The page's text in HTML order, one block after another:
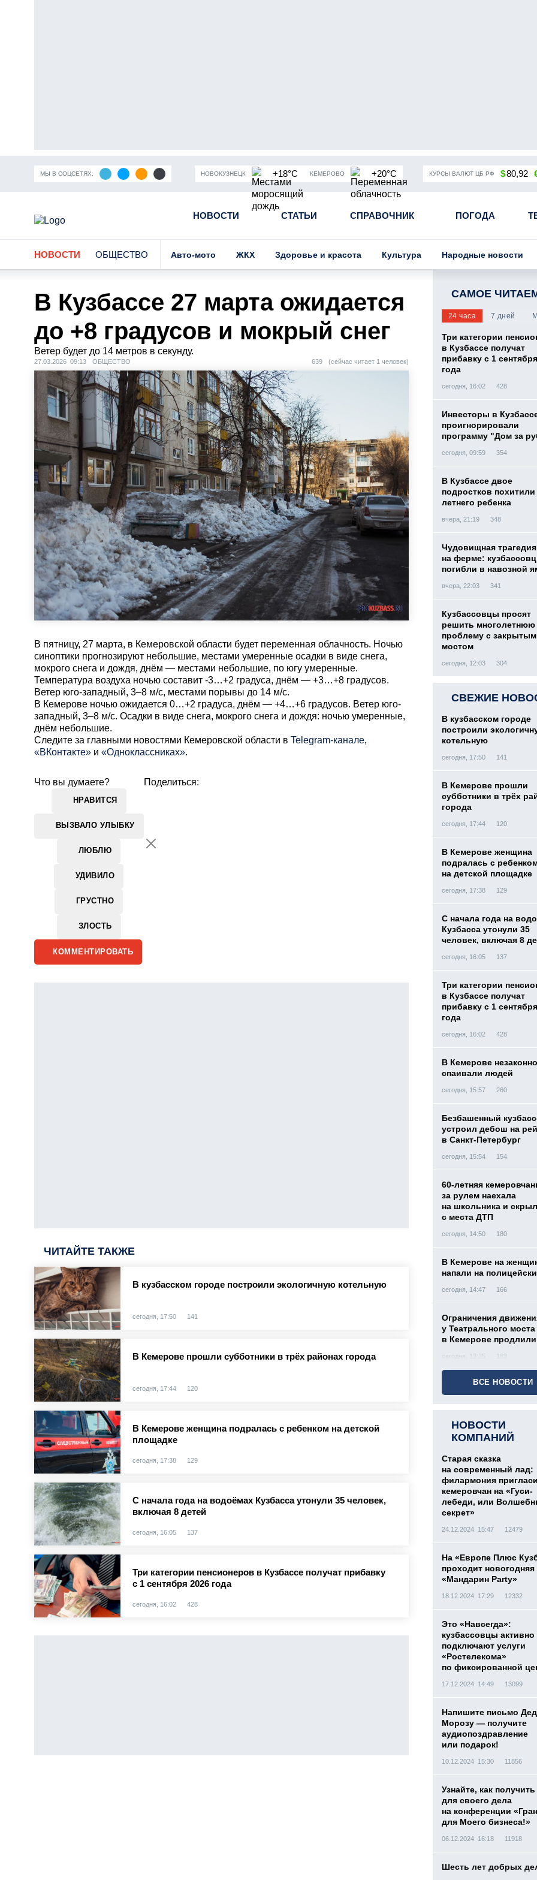
МЫ В СОЦСЕТЯХ: НОВОКУЗНЕЦК +18°C КЕМЕРОВО +20°C КУРСЫ ВАЛЮТ ЦБ РФ $80,92
НОВОСТИ СТАТЬИ СПРАВОЧНИК ПОГОДА
Кузбасса Пандемия коронавирусной инфекции Частичная мобилизация в России Угольная промышленность
НОВОСТИ ОБЩЕСТВО Авто-мото ЖКХ Здоровье и красота Культура Народные новости
В Кузбассе 27 марта ожидается
до +8 градусов и мокрый снег
Ветер будет до 14 метров в секунду.
27.03.2026 09:13 ОБЩЕСТВО 639 (сейчас читает 1 человек)
В пятницу, 27 марта, в Кемеровской области будет переменная облачность. Ночью
синоптики прогнозируют небольшие, местами умеренные осадки в виде снега,
мокрого снега и дождя, днём — местами небольшие, по югу умеренные.
Температура воздуха ночью составит -3…+2 градуса, днём — +3…+8 градусов.
Ветер юго-западный, 3–8 м/с, местами порывы до 14 м/с.
В Кемерове ночью ожидается 0…+2 градуса, днём — +4…+6 градусов. Ветер юго-
западный, 3–8 м/с. Осадки в виде снега, мокрого снега и дождя: ночью умеренные,
днём небольшие.
Cледите за главными новостями Кемеровской области в Telegram-канале,
«ВКонтакте» и «Одноклассниках».
Что вы думаете?
НРАВИТСЯ
ВЫЗВАЛО УЛЫБКУ
ЛЮБЛЮ
УДИВИЛО
ГРУСТНО
ЗЛОСТЬ
Поделиться:
КОММЕНТИРОВАТЬ
ЧИТАЙТЕ ТАКЖЕ
В кузбасском городе построили экологичную котельную
сегодня, 17:50 141
В Кемерове прошли субботники в трёх районах города
сегодня, 17:44 120
В Кемерове женщина подралась с ребенком на детской
площадке
сегодня, 17:38 129
С начала года на водоёмах Кузбасса утонули 35 человек,
включая 8 детей
сегодня, 16:05 137
Три категории пенсионеров в Кузбассе получат прибавку
с 1 сентября 2026 года
сегодня, 16:02 428
САМОЕ
24 часа 7 дней
Три категории
в Кузбассе получат
прибавку с 1
года
сегодня, 16:02 428
Инвесторы в
проигнорировали
программу "Дом за
сегодня, 09:59 354
В Кузбассе двое
подростков похитили
летнего ребенка
вчера, 21:19 348
Чудовищная трагедия
на ферме:
погибли в навозной
вчера, 22:03 341
Кузбассовцы просят
решить многолетнюю
проблему с закрытым
мостом
сегодня, 12:03 304
СВЕЖИЕ
В кузбасском городе
построили
котельную
сегодня, 17:50 141
В Кемерове прошли
субботники в трёх
города
сегодня, 17:44 120
В Кемерове женщина
подралась с
на детской площадке
сегодня, 17:38 129
С начала года на
Кузбасса утонули 35
человек, включая 8
сегодня, 16:05 137
Три категории
в Кузбассе получат
прибавку с 1
года
сегодня, 16:02 428
В Кемерове незаконно
спаивали людей
сегодня, 15:57 260
Безбашенный
устроил дебош на
в Санкт-Петербург
сегодня, 15:54 154
60-летняя
за рулем наехала
на школьника и
с места ДТП
сегодня, 14:50 180
В Кемерове на
напали на
сегодня, 14:47 166
Ограничения
у Театрального моста
в Кемерове продлили
сегодня, 13:25 183
ВСЕ НОВОСТИ
НОВОСТИ
КОМПАНИЙ
Старая сказка
на современный лад:
филармония
кемеровчан на «Гуси-
лебеди, или
секрет»
24.12.2024 15:47 12479
На «Европе Плюс
проходит новогодняя
«Мандарин Party»
18.12.2024 17:29 12332
Это «Навсегда»:
кузбассовцы активно
подключают услуги
«Ростелекома»
по фиксированной
17.12.2024 14:49 13099
Напишите письмо
Морозу — получите
аудиопоздравление
или подарок!
10.12.2024 15:30 11856
Узнайте, как получить
для своего дела
на конференции
для Моего бизнеса!»
06.12.2024 16:18 11918
Шесть лет добрых